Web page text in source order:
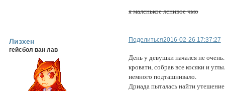
я маленькое ленивое чмо
Поделиться2016-02-26 17:37:27
Лизхен
гейсбол ван лав
День у девушки начался не
кровати, собрав все косяки и
немного подташнивало.
Дриада пыталась найти